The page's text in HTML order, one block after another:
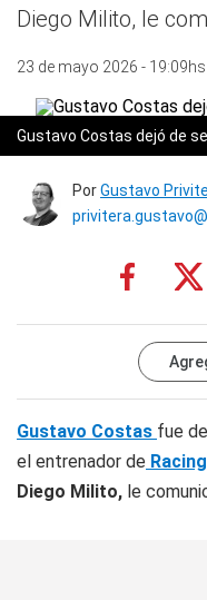
Diego Milito, le
23 de mayo 2026 - 19:09hs
Gustavo Costas dejó de
PorGustavo
Gustavo Costas fue
el entrenador de
Diego Milito, le